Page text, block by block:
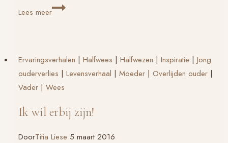
Lees meerZEER
Ervaringsverhalen | Halfwees | Halfwezen | Inspiratie | Jong
ouderverlies | Levensverhaal | Moeder | Overlijden ouder |
Vader | Wees
Ik wil erbij zijn!
DoorTitia Liese 5 maart 2016